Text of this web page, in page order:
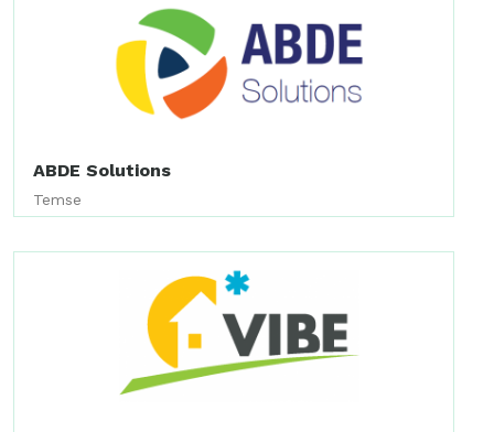
ABDE Solutions
Temse